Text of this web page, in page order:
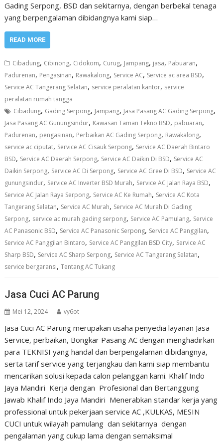
Gading Serpong, BSD dan sekitarnya, dengan berbekal tenaga
yang berpengalaman dibidangnya kami siap…
READ MORE
Cibadung, Cibinong, Cidokom, Curug, Jampang, jasa, Pabuaran,
Padurenan, Pengasinan, Rawakalong, Service AC, Service ac area BSD,
Service AC Tangerang Selatan, service peralatan kantor, service
peralatan rumah tangga
Cibadung, Gading Serpong, Jampang, Jasa Pasang AC Gading Serpong,
Jasa Pasang AC Gunungsindur, Kawasan Taman Tekno BSD, pabuaran,
Padurenan, pengasinan, Perbaikan AC Gading Serpong, Rawakalong,
service ac ciputat, Service AC Cisauk Serpong, Service AC Daerah Bintaro
BSD, Service AC Daerah Serpong, Service AC Daikin Di BSD, Service AC
Daikin Serpong, Service AC Di Serpong, Service AC Gree Di BSD, Service AC
gunungsindur, Service AC Inverter BSD Murah, Service AC Jalan Raya BSD,
Service AC Jalan Raya Serpong, Service AC Ke Rumah, Service AC Kota
Tangerang Selatan, Service AC Murah, Service AC Murah Di Gading
Serpong, service ac murah gading serpong, Service AC Pamulang, Service
AC Panasonic BSD, Service AC Panasonic Serpong, Service AC Panggilan,
Service AC Panggilan Bintaro, Service AC Panggilan BSD City, Service AC
Sharp BSD, Service AC Sharp Serpong, Service AC Tangerang Selatan,
service bergaransi,Tentang AC Tukang
Jasa Cuci AC Parung
Mei 12, 2024 vy6ot
Jasa Cuci AC Parung merupakan usaha penyedia layanan Jasa
Service, perbaikan, Bongkar Pasang AC dengan menghadirkan
para TEKNISI yang handal dan berpengalaman dibidangnya,
serta tarif service yang terjangkau dan kami siap membantu
mencarikan solusi kepada calon pelanggan kami. Khalif Indo
Jaya Mandiri Kerja dengan Profesional dan Bertanggung
Jawab Khalif Indo Jaya Mandiri Menerabkan standar kerja yang
professional untuk pekerjaan service AC ,KULKAS, MESIN
CUCI untuk wilayah pamulang dan sekitarnya dengan
pengalaman yang cukup lama dengan semaksimal